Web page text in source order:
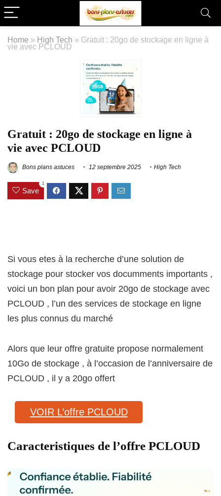
Home » High Tech » Gratuit : 20go de stockage en ligne à
vie avec PCLOUD
Gratuit : 20go de stockage en ligne à
vie avec PCLOUD
Bons plans astuces 12 septembre 2025 High Tech
Save
1
Si vous etes à la recherche d’une solution de
stockage pour stocker vos documments importants ,
voici un bon plan pour avoir 20go de stockage avec
PCLOUD , l’un des services de stockage en ligne
les plus connus du marché
Alors que leur offre gratuite propose normalement
10Go de stockage , à l’occasion de l’anniversaire de
PCLOUD , il y a 20go offert
VOIR L’offre PCLOUD
Caracteristiques de l’offre PCLOUD